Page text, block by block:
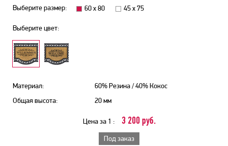
Выберите размер: 60 х 80 45 х 75
Выберите цвет:
Материал:
60% Резина / 40% Кокос
Общая высота:
20 мм
Цена за 1 : 3 200 руб.
Под заказ